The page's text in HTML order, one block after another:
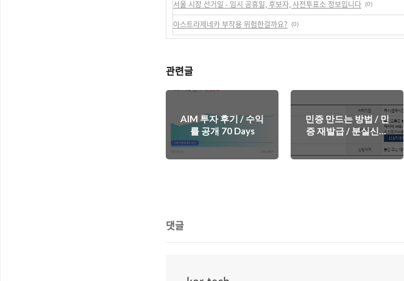
서울 시장 선거일 - 임시 공휴일, 후보자, 사전투표소 정보입니다 (0)
아스트라제네카 부작용 위험한걸까요? (0)
관련글
AIM 투자 후기 / 수익
률 공개 70 Days
민증 만드는 방법 / 민
증 재발급 / 분실신고
방법 안내 및 바로가기
댓글